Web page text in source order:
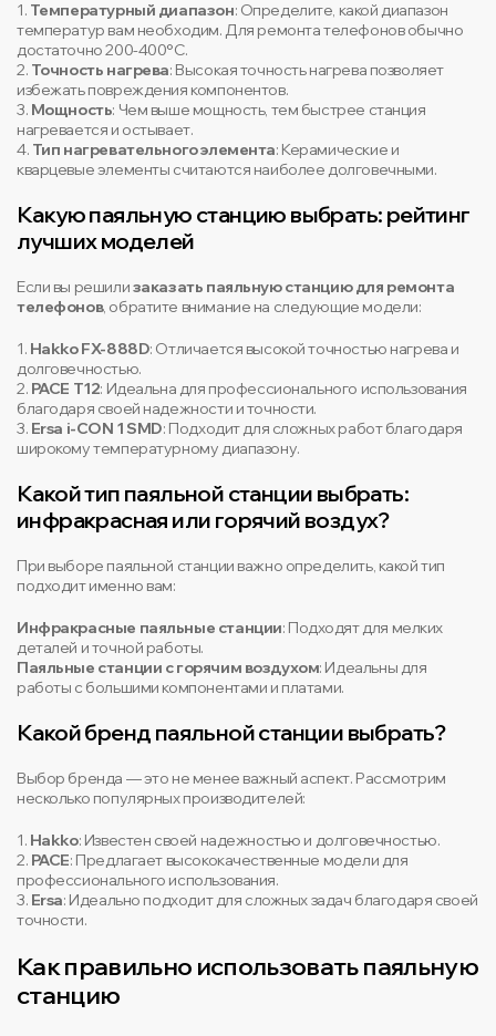
1. Температурный диапазон: Определите, какой диапазон
температур вам необходим. Для ремонта телефонов обычно
достаточно 200-400°C.
2. Точность нагрева: Высокая точность нагрева позволяет
избежать повреждения компонентов.
3. Мощность: Чем выше мощность, тем быстрее станция
нагревается и остывает.
4. Тип нагревательного элемента: Керамические и
кварцевые элементы считаются наиболее долговечными.
Какую паяльную станцию выбрать: рейтинг
лучших моделей
Если вы решилизаказать паяльную станцию для ремонта
телефонов, обратите внимание на следующие модели:
1. Hakko FX-888D: Отличается высокой точностью нагрева и
долговечностью.
2. PACE T12: Идеальна для профессионального использования
благодаря своей надежности и точности.
3. Ersa i-CON 1 SMD: Подходит для сложных работ благодаря
широкому температурному диапазону.
Какой тип паяльной станции выбрать:
инфракрасная или горячий воздух?
При выборе паяльной станции важно определить, какой тип
подходит именно вам:
Инфракрасные паяльные станции: Подходят для мелких
деталей и точной работы.
Паяльные станции с горячим воздухом: Идеальны для
работы с большими компонентами и платами.
Какой бренд паяльной станции выбрать?
Выбор бренда — это не менее важный аспект. Рассмотрим
несколько популярных производителей:
1. Hakko: Известен своей надежностью и долговечностью.
2. PACE: Предлагает высококачественные модели для
профессионального использования.
3. Ersa: Идеально подходит для сложных задач благодаря своей
точности.
Как правильно использовать паяльную
станцию